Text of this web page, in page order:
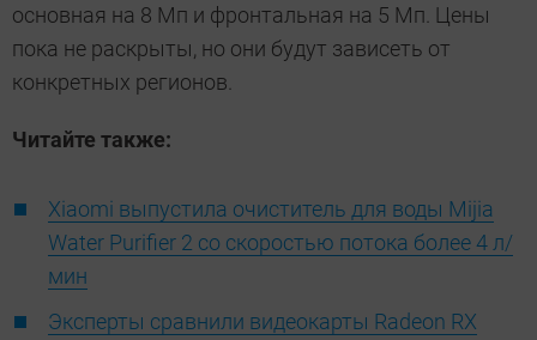
основная на 8 Мп и фронтальная на 5 Мп. Цены
пока не раскрыты, но они будут зависеть от
конкретных регионов.
Читайте также:
Xiaomi выпустила очиститель для воды Mijia
Water Purifier 2 со скоростью потока более 4 л/
мин
Эксперты сравнили видеокарты Radeon RX